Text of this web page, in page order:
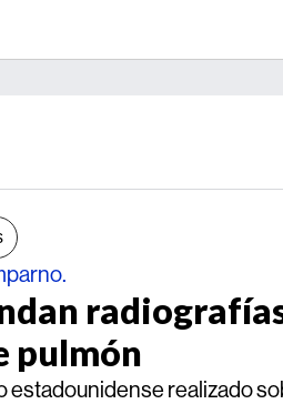
pulmón
estadounidense realizado